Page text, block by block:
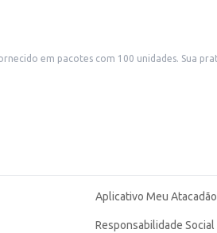
o tornam uma excelente opção para diversos estabelecimentos
Aplicativo Meu Atacadão
Responsabilidade Social